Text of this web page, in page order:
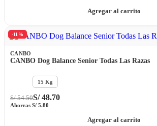
Agregar al carrito
-11%
CANBO
CANBO Dog Balance Senior Todas Las Razas
15 Kg
S/54.50S/48.70
Ahorras S/ 5.80
Agregar al carrito